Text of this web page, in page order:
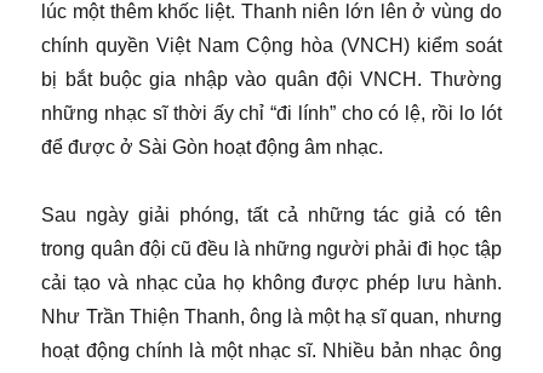
lúc một thêm khốc liệt. Thanh niên lớn lên ở vùng do
chính quyền Việt Nam Cộng hòa (VNCH) kiểm soát
bị bắt buộc gia nhập vào quân đội VNCH. Thường
những nhạc sĩ thời ấy chỉ “đi lính” cho có lệ, rồi lo lót
để được ở Sài Gòn hoạt động âm nhạc.
Sau ngày giải phóng, tất cả những tác giả có tên
trong quân đội cũ đều là những người phải đi học tập
cải tạo và nhạc của họ không được phép lưu hành.
Như Trần Thiện Thanh, ông là một hạ sĩ quan, nhưng
hoạt động chính là một nhạc sĩ. Nhiều bản nhạc ông